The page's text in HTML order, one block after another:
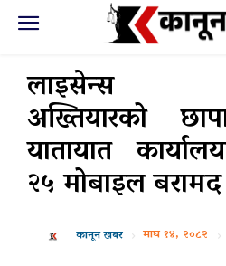
लाइसेन्स
अख्तियारको
यातायात
२५ मोबाइल बरामद
कानून खबर माघ १४, २०८२